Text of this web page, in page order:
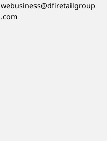
webusiness@dfiretailgroup
.com